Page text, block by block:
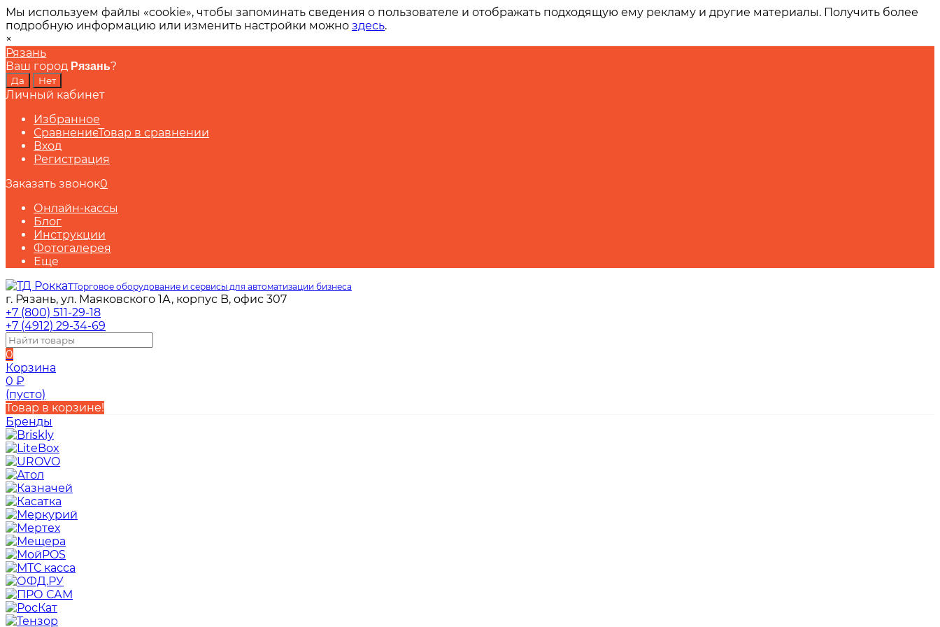
Мы используем файлы «cookie», чтобы запоминать сведения о пользователе и отображать подходящую ему рекламу и другие материалы. Получить более
подробную информацию или изменить настройки можно здесь.
×
Рязань
Ваш город Рязань?
Личный кабинет
Избранное
СравнениеТовар в сравнении
Вход
Регистрация
Заказать звонок0
Онлайн-кассы
Блог
Инструкции
Фотогалерея
Еще
Торговое оборудование и сервисы для автоматизации бизнеса
г. Рязань, ул. Маяковского 1А, корпус B, офис 307
+7 (800) 511-29-18
+7 (4912) 29-34-69
0
Корзина
0 ₽
(пусто)
Товар в корзине!
Бренды